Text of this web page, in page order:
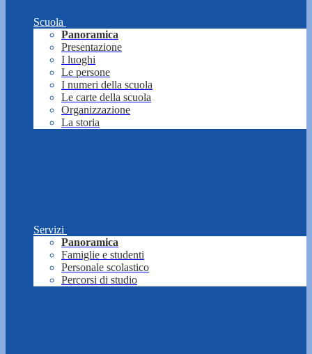
Scuola
Panoramica
Presentazione
I luoghi
Le persone
I numeri della scuola
Le carte della scuola
Organizzazione
La storia
Servizi
Panoramica
Famiglie e studenti
Personale scolastico
Percorsi di studio